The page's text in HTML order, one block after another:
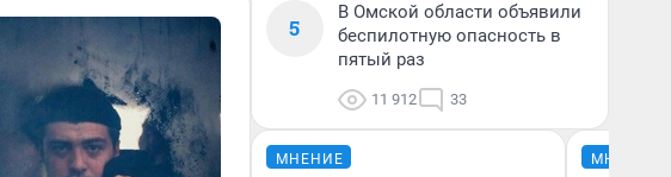
5
В Омской области объявили
беспилотную опасность в
пятый раз
11 912 33
МНЕНИЕ МНЕНИЕ